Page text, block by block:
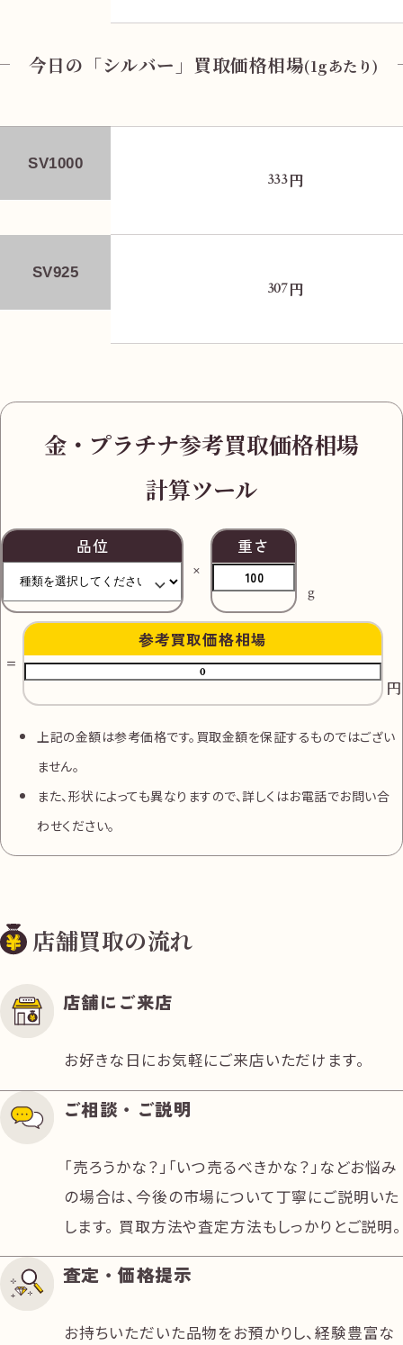
今日の「シルバー」買取価格相場(1gあたり)
SV1000
333円
SV925
307円
金・プラチナ参考買取価格相場
計算ツール
品位 重さ
g
参考買取価格相場
円
上記の金額は参考価格です。買取金額を保証するものではござい
ません。
また、形状によっても異なりますので、詳しくはお電話でお問い合
わせください。
店舗買取の流れ
店舗にご来店
お好きな日にお気軽にご来店いただけます。
ご相談・ご説明
「売ろうかな？」「いつ売るべきかな？」などお悩み
の場合は、今後の市場について丁寧にご説明いた
します。 買取方法や査定方法もしっかりとご説明。
査定・価格提示
お持ちいただいた品物をお預かりし、経験豊富な